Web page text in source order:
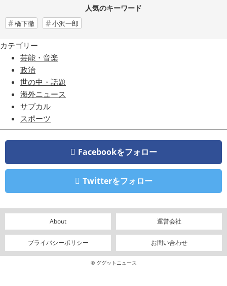
人気のキーワード
橋下徹 小沢一郎
カテゴリー
芸能・音楽
政治
世の中・話題
海外ニュース
サブカル
スポーツ
Facebookをフォロー
Twitterをフォロー
About 運営会社
プライバシーポリシー お問い合わせ
© ググットニュース